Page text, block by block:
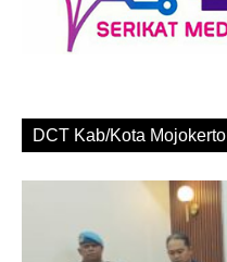
DCT Kab/Kota Mojokerto